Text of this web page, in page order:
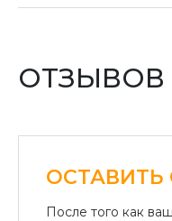
«Райффайзен Банк
Безналичный
ОТЗЫВОВ
ОСТАВИТЬ
После того как